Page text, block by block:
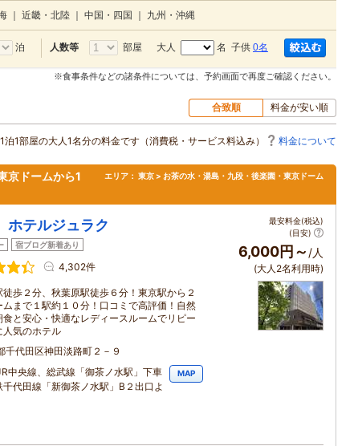
近畿・北陸 中国・四国 九州・沖縄
泊 人数等 部屋 大人 名 子供 0名
※食事条件などの諸条件については、予約画面で再度ご確認ください。
合致順 料金が安い順
泊1部屋の大人1名分の料金です（消費税・サービス料込み） 料金について
京ドームから1
エリア： 東京 > お茶の水・湯島・九段・後楽園・東京ドーム
テルジュラク
宿ブログ新着あり
4,302件
徒歩２分、秋葉原駅徒歩６分！東京駅から２
まで１駅約１０分！口コミで高評価！自然
と安心・快適なレディースルームでリピー
人気のホテル
千代田区神田淡路町２－９
中央線、総武線「御茶ノ水駅」下車
代田線「新御茶ノ水駅」B２出口よ
MAP
最安料金(税込)
(目安)
6,000円～ /人
(大人2名利用時)